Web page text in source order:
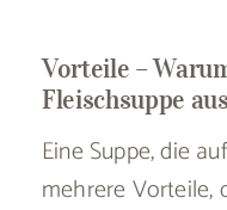
Vorteile –
Fleischsuppe
Eine Suppe, die
mehrere Vorteile,